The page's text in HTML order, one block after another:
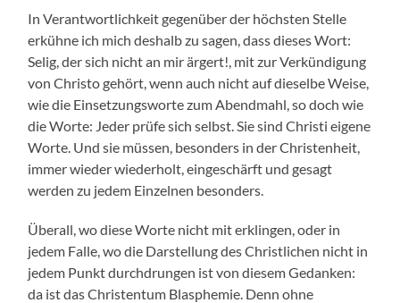
In Verantwortlichkeit gegenüber der höchsten Stelle
erkühne ich mich deshalb zu sagen, dass dieses Wort:
Selig, der sich nicht an mir ärgert!, mit zur Verkündigung
von Christo gehört, wenn auch nicht auf dieselbe Weise,
wie die Einsetzungsworte zum Abendmahl, so doch wie
die Worte: Jeder prüfe sich selbst. Sie sind Christi eigene
Worte. Und sie müssen, besonders in der Christenheit,
immer wieder wiederholt, eingeschärft und gesagt
werden zu jedem Einzelnen besonders.
Überall, wo diese Worte nicht mit erklingen, oder in
jedem Falle, wo die Darstellung des Christlichen nicht in
jedem Punkt durchdrungen ist von diesem Gedanken:
da ist das Christentum Blasphemie. Denn ohne